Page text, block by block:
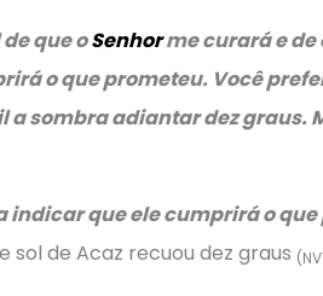
que oSenhorme curará e de
o que prometeu. Você
a sombra adiantar dez graus.
indicar que ele cumprirá o
sol de Acaz recuou dez graus